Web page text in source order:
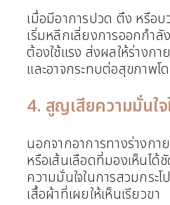
เมื่อมีอาการปวด ตึง หรือ
เริ่มหลีกเลี่ยงการออกกำ
ต้องใช้แรง ส่งผลให้ร่างก
และอาจกระทบต่อสุขภาพโ
4. สูญเสียความมั่นใ
นอกจากอาการทางร่างกา
หรือเส้นเลือดที่มองเห็นได้
ความมั่นใจในการสวมกระ
เสื้อผ้าที่เผยให้เห็นเรียวขา